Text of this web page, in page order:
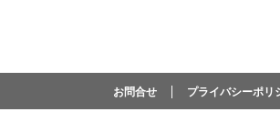
お問合せ プライバシーポリ